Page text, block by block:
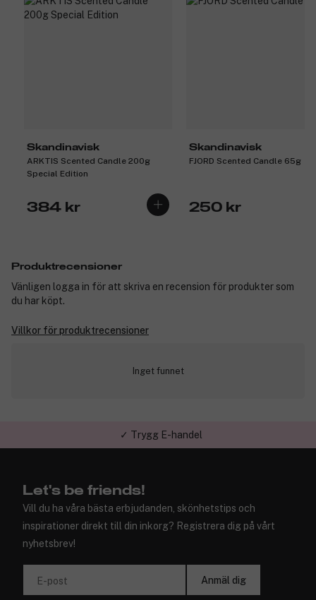
Skandinavisk
ARKTIS Scented Candle 200g
Special Edition
384 kr
Skandinavisk
FJORD Scented Candle 65g
250 kr
Produktrecensioner
Vänligen logga in för att skriva en recension för produkter som
du har köpt.
Villkor för produktrecensioner
Inget funnet
✓ Trygg E-handel
Let's be friends!
Vill du ha våra bästa erbjudanden, skönhetstips och
inspirationer direkt till din inkorg? Registrera dig på vårt
nyhetsbrev!
E-post Anmäl dig